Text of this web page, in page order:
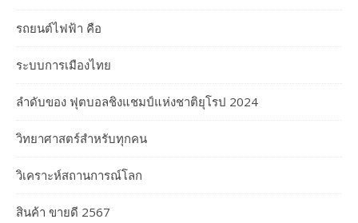
รถยนต์ไฟฟ้า คือ
ระบบการเมืองไทย
ลำดับของ ฟุตบอลชิงแชมป์แห่งชาติยุโรป 2024
วิทยาศาสตร์สำหรับทุกคน
วิเคราะห์สถานการณ์โลก
สินค้า ขายดี 2567